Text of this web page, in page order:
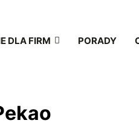
DLA FIRM PORADY